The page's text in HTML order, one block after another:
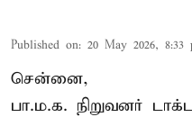
Published on: 20 May 2026, 8:33
சென்னை,
பா.ம.க. நிறுவனர்